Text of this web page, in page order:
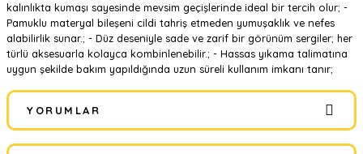
kalınlıkta kumaşı sayesinde mevsim geçişlerinde ideal bir tercih olur; -
Pamuklu materyal bileşeni cildi tahriş etmeden yumuşaklık ve nefes
alabilirlik sunar.; - Düz deseniyle sade ve zarif bir görünüm sergiler; her
türlü aksesuarla kolayca kombinlenebilir.; - Hassas yıkama talimatına
uygun şekilde bakım yapıldığında uzun süreli kullanım imkanı tanır;
YORUMLAR